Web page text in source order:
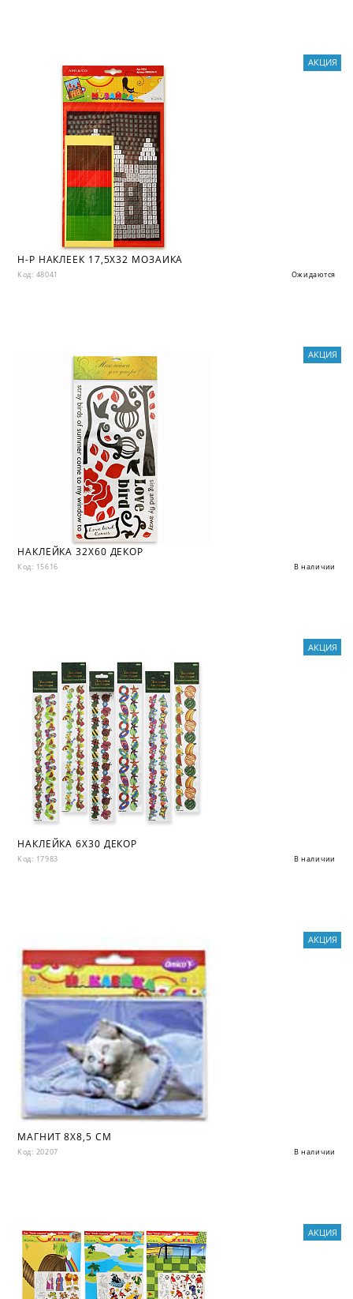
Н-Р НАКЛЕЕК 17,5X32 МОЗАИКА
Код: 48041 Ожидаются
АКЦИЯ
НАКЛЕЙКА 32X60 ДЕКОР
Код: 15616 В наличии
АКЦИЯ
НАКЛЕЙКА 6X30 ДЕКОР
Код: 17983 В наличии
АКЦИЯ
МАГНИТ 8Х8,5 СМ
Код: 20207 В наличии
АКЦИЯ
АКЦИЯ